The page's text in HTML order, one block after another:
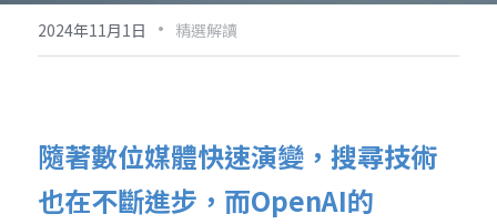
2024年11月1日 · 精選解讀
隨著數位媒體快速演變，搜尋技術
也在不斷進步，而OpenAI的